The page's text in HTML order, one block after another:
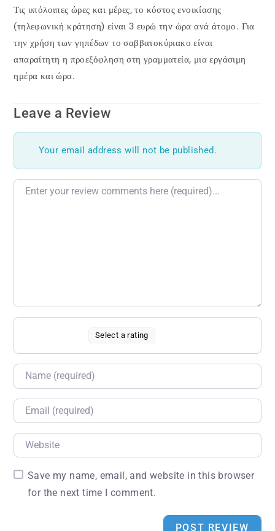
Τις υπόλοιπες ώρες και μέρες, το κόστος ενοικίασης
(τηλεφωνική κράτηση) είναι 3 ευρώ την ώρα ανά άτομο. Για
την χρήση των γηπέδων το σαββατοκύριακο είναι
απαραίτητη η προεξόφληση στη γραμματεία, μια εργάσιμη
ημέρα και ώρα.
Leave a Review
Your email address will not be published.
Review text
Select a rating
Name
Email
Website
Save my name, email, and website in this browser
for the next time I comment.